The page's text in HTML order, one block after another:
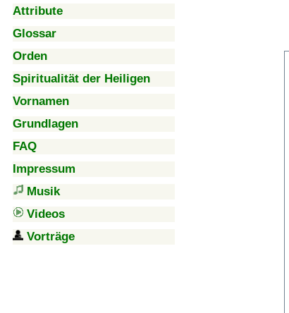
Attribute
Glossar
Orden
Spiritualität der Heiligen
Vornamen
Grundlagen
FAQ
Impressum
Musik
Videos
Vorträge